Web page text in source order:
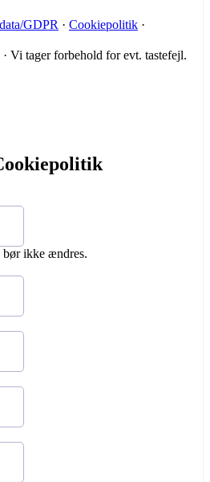
GDPR · Cookiepolitik ·
Vi tager forbehold for evt. tastefejl.
ikke ændres.